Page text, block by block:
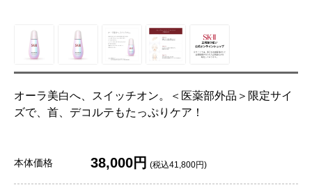
オーラ美白へ、スイッチオン。＜医薬部外品＞限定サイ
ズで、首、デコルテもたっぷりケア！
本体価格 38,000円 (税込41,800円)